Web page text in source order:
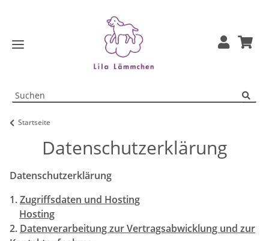
Startseite
Datenschutzerklärung
Datenschutzerklärung
1.Zugriffsdaten und Hosting
Hosting
2. Datenverarbeitung zur Vertragsabwicklung und zur